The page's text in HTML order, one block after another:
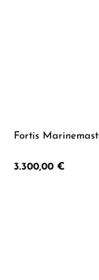
Fortis
Regulärer Preis:
3.300,00 €